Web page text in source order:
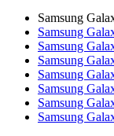
Samsung
Samsung
Samsung
Samsung
Samsung
Samsung
Samsung
Samsung